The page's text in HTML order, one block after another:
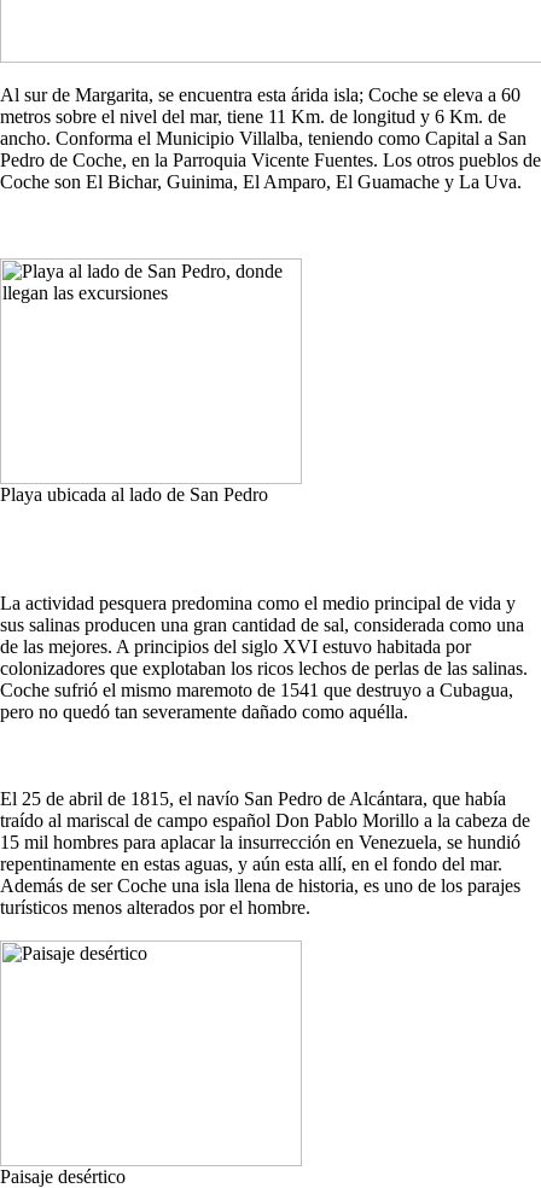
Al sur de Margarita, se encuentra esta árida isla; Coche se eleva a 60
metros sobre el nivel del mar, tiene 11 Km. de longitud y 6 Km. de
ancho. Conforma el Municipio Villalba, teniendo como Capital a San
Pedro de Coche, en la Parroquia Vicente Fuentes. Los otros pueblos de
Coche son El Bichar, Guinima, El Amparo, El Guamache y La Uva.
Playa ubicada al lado de San Pedro
La actividad pesquera predomina como el medio principal de vida y
sus salinas producen una gran cantidad de sal, considerada como una
de las mejores. A principios del siglo XVI estuvo habitada por
colonizadores que explotaban los ricos lechos de perlas de las salinas.
Coche sufrió el mismo maremoto de 1541 que destruyo a Cubagua,
pero no quedó tan severamente dañado como aquélla.
El 25 de abril de 1815, el navío San Pedro de Alcántara, que había
traído al mariscal de campo español Don Pablo Morillo a la cabeza de
15 mil hombres para aplacar la insurrección en Venezuela, se hundió
repentinamente en estas aguas, y aún esta allí, en el fondo del mar.
Además de ser Coche una isla llena de historia, es uno de los parajes
turísticos menos alterados por el hombre.
Paisaje desértico